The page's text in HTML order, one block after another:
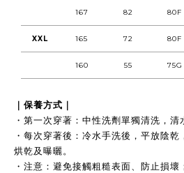
167 82 80F
XXL 165 72 80F
160 55 75G
｜保養方式｜
・第一次穿著：中性洗劑單獨清洗，清
・每次穿著後：冷水手洗後，平放陰乾
烘乾及曝曬。
・注意：避免接觸粗糙表面、防止損